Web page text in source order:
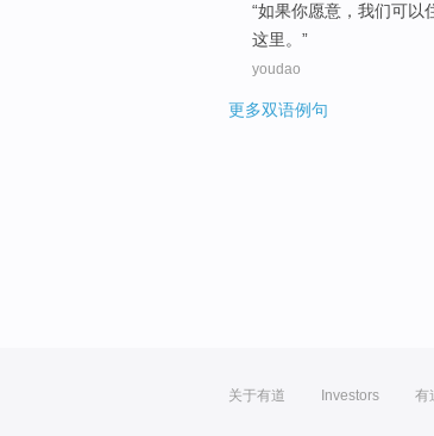
“如果你愿意 ， 我们可以
这里。”
youdao
更多双语例句
关于有道 Investors 有